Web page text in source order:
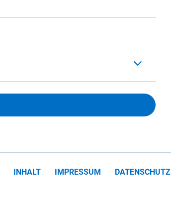
INHALT IMPRESSUM DATENSCHUTZ